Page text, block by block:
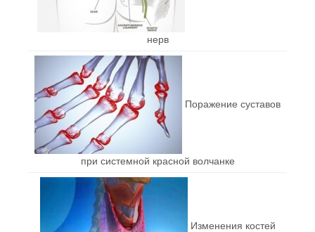
нерв
Поражение суставов
при системной красной волчанке
Изменения костей